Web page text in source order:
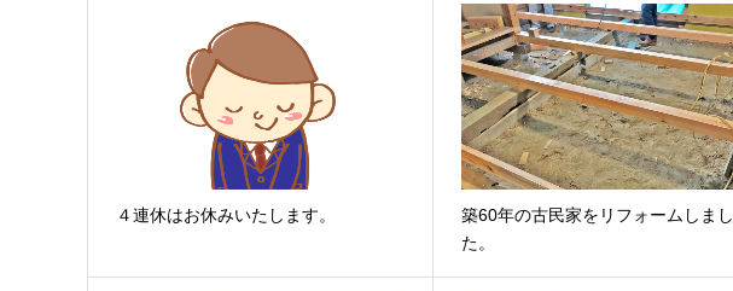
４連休はお休みいたします。
築60年の古民家をリフォームしまし
た。